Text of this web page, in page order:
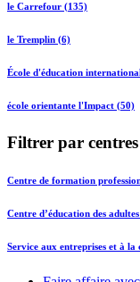
le Carrefour (135)
le Tremplin (6)
École d'éducation
école orientante l'Impact (50)
Filtrer par centres
Centre de formation
Centre d’éducation des
Service aux entreprises et à la